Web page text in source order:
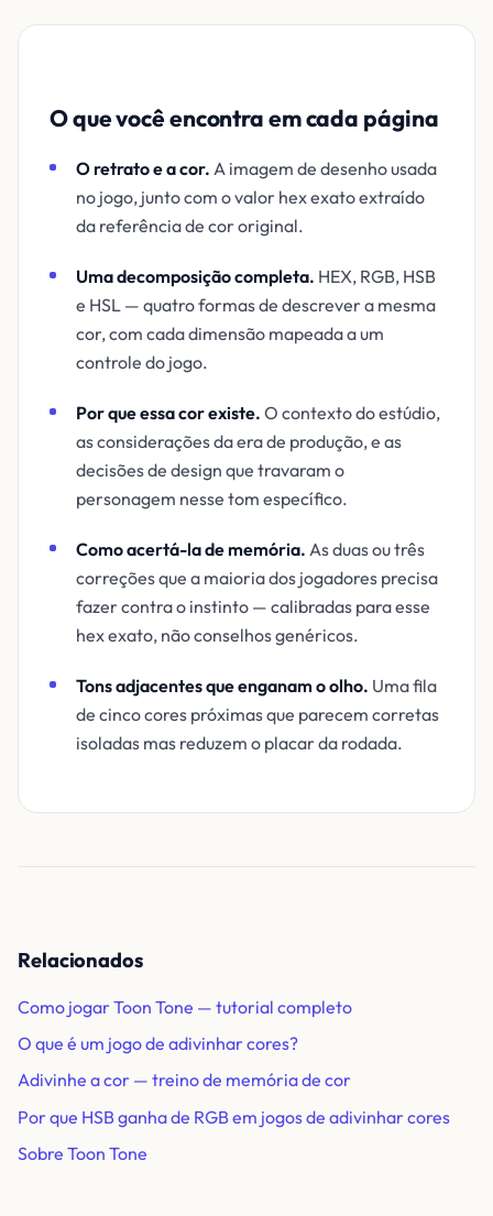
O que você encontra em cada página
O retrato e a cor. A imagem de desenho usada
no jogo, junto com o valor hex exato extraído
da referência de cor original.
Uma decomposição completa. HEX, RGB, HSB
e HSL — quatro formas de descrever a mesma
cor, com cada dimensão mapeada a um
controle do jogo.
Por que essa cor existe. O contexto do estúdio,
as considerações da era de produção, e as
decisões de design que travaram o
personagem nesse tom específico.
Como acertá-la de memória. As duas ou três
correções que a maioria dos jogadores precisa
fazer contra o instinto — calibradas para esse
hex exato, não conselhos genéricos.
Tons adjacentes que enganam o olho. Uma fila
de cinco cores próximas que parecem corretas
isoladas mas reduzem o placar da rodada.
Relacionados
Como jogar Toon Tone — tutorial completo
O que é um jogo de adivinhar cores?
Adivinhe a cor — treino de memória de cor
Por que HSB ganha de RGB em jogos de adivinhar cores
Sobre Toon Tone